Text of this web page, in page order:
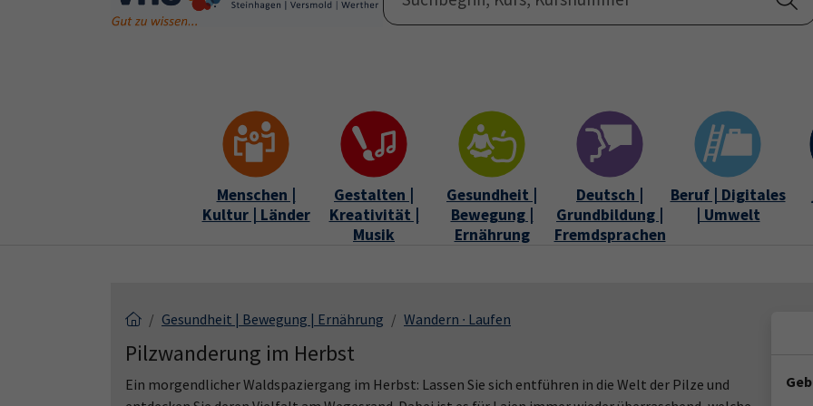
Skip to main content
Menschen |
Kultur | Länder
Gestalten |
Kreativität |
Musik
Gesundheit |
Bewegung |
Ernährung
Deutsch |
Grundbildung |
Fremdsprachen
Beruf | Digitales
| Umwelt
Gesundheit | Bewegung | Ernährung Wandern ∙ Laufen
Pilzwanderung im Herbst
Ein morgendlicher Waldspaziergang im Herbst: Lassen Sie sich entführen in die Welt der Pilze und